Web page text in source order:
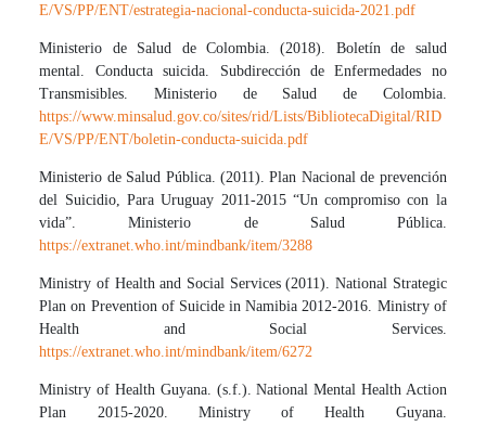
E/VS/PP/ENT/estrategia-nacional-conducta-suicida-2021.pdf
Ministerio de Salud de Colombia. (2018). Boletín de salud
mental. Conducta suicida. Subdirección de Enfermedades no
Transmisibles. Ministerio de Salud de Colombia.
https://www.minsalud.gov.co/sites/rid/Lists/BibliotecaDigital/RID
E/VS/PP/ENT/boletin-conducta-suicida.pdf
Ministerio de Salud Pública. (2011). Plan Nacional de prevención
del Suicidio, Para Uruguay 2011-2015 “Un compromiso con la
vida”. Ministerio de Salud Pública.
https://extranet.who.int/mindbank/item/3288
Ministry of Health and Social Services (2011). National Strategic
Plan on Prevention of Suicide in Namibia 2012-2016. Ministry of
Health and Social Services.
https://extranet.who.int/mindbank/item/6272
Ministry of Health Guyana. (s.f.). National Mental Health Action
Plan 2015-2020. Ministry of Health Guyana.